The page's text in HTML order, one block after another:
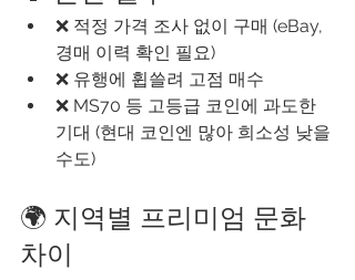
❌ 적정 가격 조사 없이 구매 (eBay,
경매 이력 확인 필요)
❌ 유행에 휩쓸려 고점 매수
❌ MS70 등 고등급 코인에 과도한
기대 (현대 코인엔 많아 희소성 낮을
수도)
🌍 지역별 프리미엄 문화
차이